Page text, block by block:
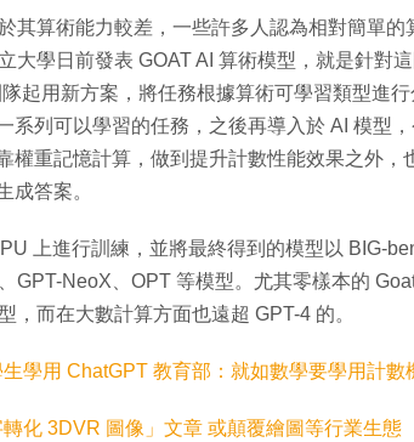
其算術能力較差，一些許多人認為相對簡單的
大學日前發表 GOAT AI 算術模型，就是針對
起用新方案，將任務根據算術可學習類型進行
系列可以學習的任務，之後再導入於 AI 模型
權重記憶計算，做到提升計數性能效果之外，
成答案。
上進行訓練，並將最終得到的模型以 BIG-
NeoX、OPT 等模型。尤其零樣本的
而在大數計算方面也遠超 GPT-4 的。
生學用 ChatGPT 教育部：就如數學要學用計數
化 3DVR 圖像」文章 或顛覆繪圖等行業生態